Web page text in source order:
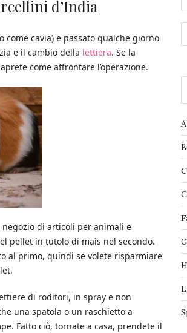
d’India
come cavia) e passato qualche giorno
e il cambio della lettiera. Se la
come affrontare l’operazione.
di articoli per animali e
pellet in tutolo di mais nel secondo.
al primo, quindi se volete risparmiare
di roditori, in spray e non
una spatola o un raschietto a
Fatto ciò, tornate a casa, prendete il